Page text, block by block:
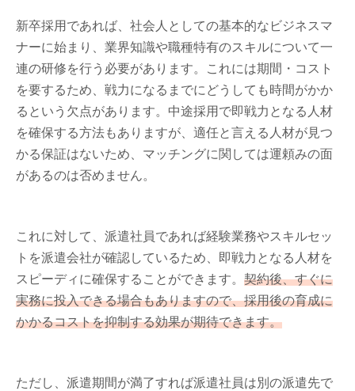
新卒採用であれば、社会人としての基本的なビジネスマ
ナーに始まり、業界知識や職種特有のスキルについて一
連の研修を行う必要があります。これには期間・コスト
を要するため、戦力になるまでにどうしても時間がかか
るという欠点があります。中途採用で即戦力となる人材
を確保する方法もありますが、適任と言える人材が見つ
かる保証はないため、マッチングに関しては運頼みの面
があるのは否めません。
これに対して、派遣社員であれば経験業務やスキルセッ
トを派遣会社が確認しているため、即戦力となる人材を
スピーディに確保することができます。 契約後、すぐに
実務に投入できる場合もありますので、採用後の育成に
かかるコストを抑制する効果が期待できます。
ただし、派遣期間が満了すれば派遣社員は別の派遣先で